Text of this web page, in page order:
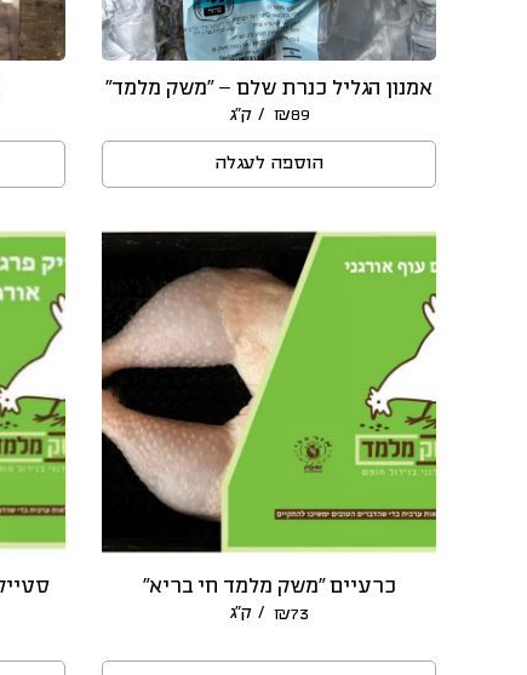
אמנון הגליל כנרת שלם – “משק מלמד”
₪89 / ק״ג
הוספה לעגלה
כרעיים “משק מלמד חי בריא”
₪73 / ק״ג